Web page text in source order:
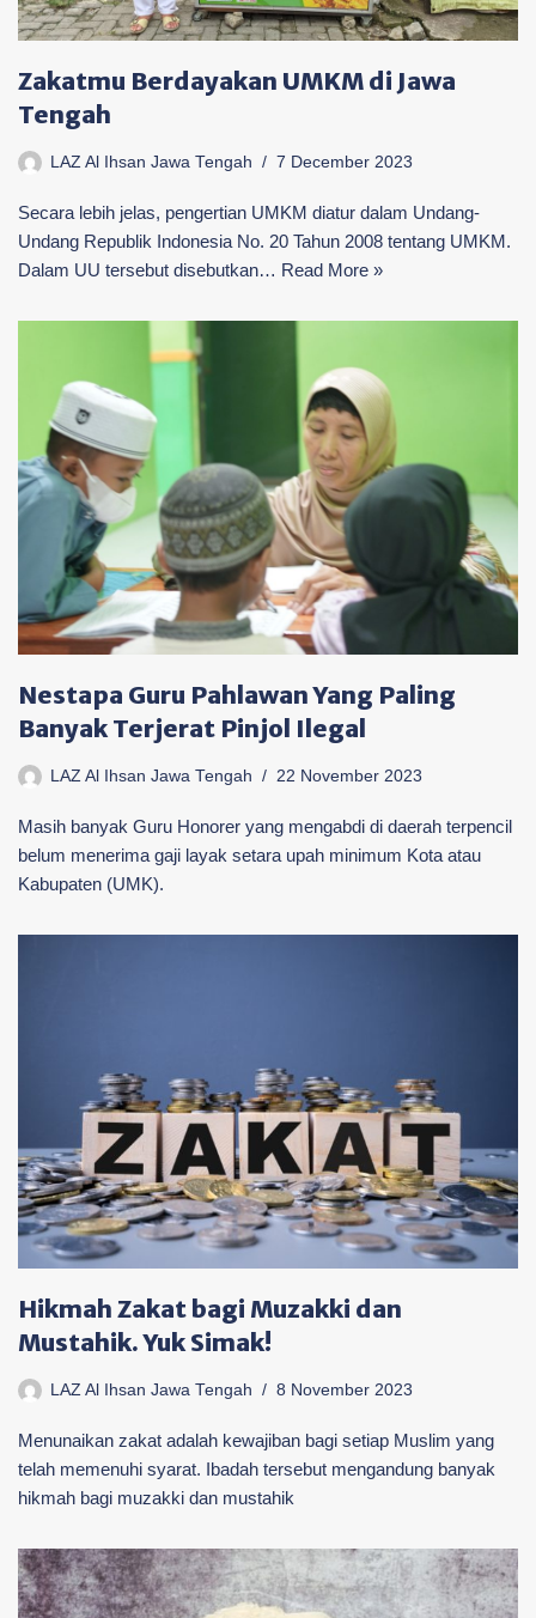
Zakatmu Berdayakan UMKM di Jawa
Tengah
LAZ Al Ihsan Jawa Tengah 7 December 2023
Secara lebih jelas, pengertian UMKM diatur dalam Undang-
Undang Republik Indonesia No. 20 Tahun 2008 tentang UMKM.
Dalam UU tersebut disebutkan… Read More »
Nestapa Guru Pahlawan Yang Paling
Banyak Terjerat Pinjol Ilegal
LAZ Al Ihsan Jawa Tengah 22 November 2023
Masih banyak Guru Honorer yang mengabdi di daerah terpencil
belum menerima gaji layak setara upah minimum Kota atau
Kabupaten (UMK).
Hikmah Zakat bagi Muzakki dan
Mustahik. Yuk Simak!
LAZ Al Ihsan Jawa Tengah 8 November 2023
Menunaikan zakat adalah kewajiban bagi setiap Muslim yang
telah memenuhi syarat. Ibadah tersebut mengandung banyak
hikmah bagi muzakki dan mustahik